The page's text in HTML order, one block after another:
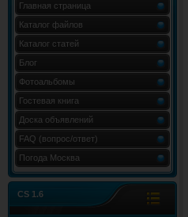
Главная страница
Каталог файлов
Каталог статей
Блог
Фотоальбомы
Гостевая книга
Доска объявлений
FAQ (вопрос/ответ)
Погода Москва
CS 1.6